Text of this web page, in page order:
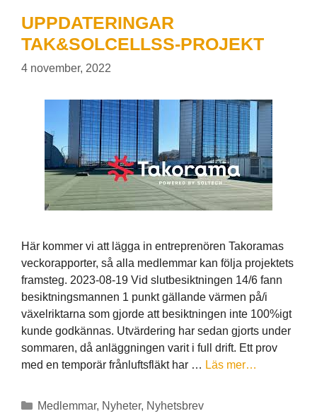
UPPDATERINGAR
TAK&SOLCELLSS-PROJEKT
4 november, 2022
Här kommer vi att lägga in entreprenören Takoramas
veckorapporter, så alla medlemmar kan följa projektets
framsteg. 2023-08-19 Vid slutbesiktningen 14/6 fann
besiktningsmannen 1 punkt gällande värmen på/i
växelriktarna som gjorde att besiktningen inte 100%igt
kunde godkännas. Utvärdering har sedan gjorts under
sommaren, då anläggningen varit i full drift. Ett prov
med en temporär frånluftsfläkt har … Läs mer…
Kategorier
Medlemmar, Nyheter, Nyhetsbrev